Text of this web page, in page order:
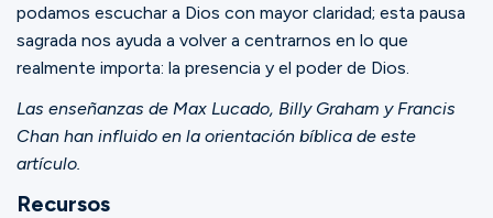
podamos escuchar a Dios con mayor claridad; esta pausa
sagrada nos ayuda a volver a centrarnos en lo que
realmente importa: la presencia y el poder de Dios.
Las enseñanzas de Max Lucado, Billy Graham y Francis
Chan han influido en la orientación bíblica de este
artículo.
Recursos